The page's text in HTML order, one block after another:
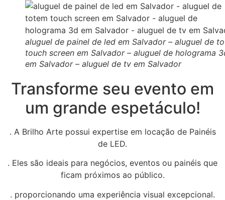
aluguel de painel de led em Salvador – aluguel de
touch screen em Salvador – aluguel de holograma
em Salvador – aluguel de tv em Salvador
Transforme seu evento em
um grande espetáculo!
. A Brilho Arte possui expertise em locação de Painéis
de LED.
. Eles são ideais para negócios, eventos ou painéis que
ficam próximos ao público.
. proporcionando uma experiência visual excepcional.